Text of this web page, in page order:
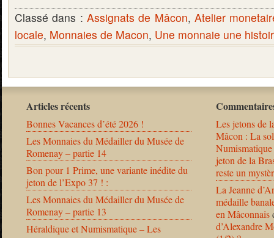
Classé dans : Assignats de Mâcon, Atelier
locale, Monnaies de Macon, Une monnaie une
Articles récents
Bonnes Vacances d’été 2026 !
Les Monnaies du Médailler du Musée de
Romenay – partie 14
Bon pour 1 Prime, une variante inédite du
jeton de l’Expo 37 ! :
Les Monnaies du Médailler du Musée de
Romenay – partie 13
Héraldique et Numismatique – Les
Les jetons de
Mâcon : La
jeton de la
reste un
La Jeanne
médaille
en Mâconnais
d’Alexandre